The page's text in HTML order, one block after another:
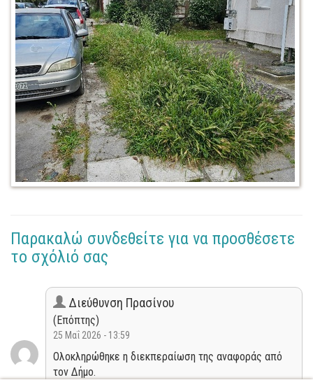
Παρακαλώ συνδεθείτε για να προσθέσετε
το σχόλιό σας
Διεύθυνση Πρασίνου
(Επόπτης)
25 Μαΐ 2026 - 13:59
Ολοκληρώθηκε η διεκπεραίωση της αναφοράς από
τον Δήμο.